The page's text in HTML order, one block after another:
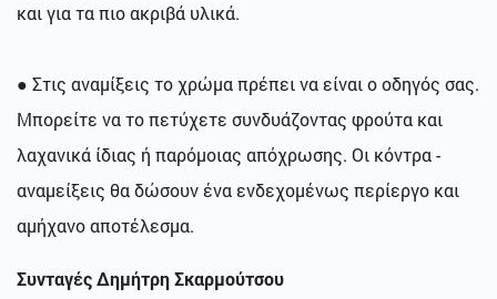
και για τα πιο ακριβά υλικά.
● Στις αναμίξεις το χρώμα πρέπει να είναι ο οδηγός σας.
Μπορείτε να το πετύχετε συνδυάζοντας φρούτα και
λαχανικά ίδιας ή παρόμοιας απόχρωσης. Οι κόντρα -
αναμείξεις θα δώσουν ένα ενδεχομένως περίεργο και
αμήχανο αποτέλεσμα.
Συνταγές Δημήτρη Σκαρμούτσου